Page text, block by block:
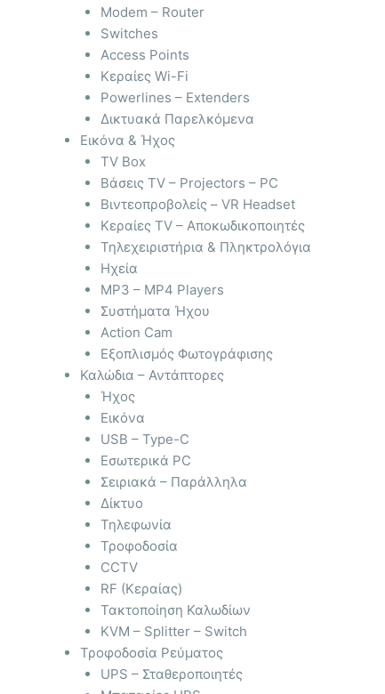
Modem – Router
Switches
Access Points
Κεραίες Wi-Fi
Powerlines – Extenders
Δικτυακά Παρελκόμενα
Εικόνα & Ήχος
TV Box
Βάσεις TV – Projectors – PC
Βιντεοπροβολείς – VR Headset
Κεραίες TV – Αποκωδικοποιητές
Τηλεχειριστήρια & Πληκτρολόγια
Ηχεία
MP3 – MP4 Players
Συστήματα Ήχου
Action Cam
Εξοπλισμός Φωτογράφισης
Καλώδια – Αντάπτορες
Ήχος
Εικόνα
USB – Type-C
Εσωτερικά PC
Σειριακά – Παράλληλα
Δίκτυο
Τηλεφωνία
Τροφοδοσία
CCTV
RF (Κεραίας)
Τακτοποίηση Καλωδίων
KVM – Splitter – Switch
Τροφοδοσία Ρεύματος
UPS – Σταθεροποιητές